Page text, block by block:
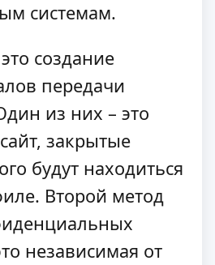
системам.
создание
передачи
из них – это
закрытые
будут находиться
Второй метод
независимая от